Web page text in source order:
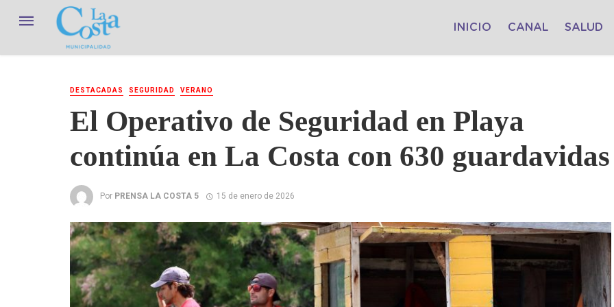
INICIO CANAL SALUD
DESTACADAS SEGURIDAD VERANO
El Operativo de Seguridad en Playa
continúa en La Costa con 630 guardavidas
Por PRENSA LA COSTA 5 15 de enero de 2026